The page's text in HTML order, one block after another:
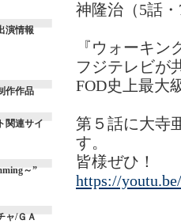
演情報
作作品
関連サイ
～”
ャ/ＧＡ
神隆治（5話
『ウォーキ
フジテレビが
FOD史上最大
第５話に大寺
す。
皆様ぜひ！
https://